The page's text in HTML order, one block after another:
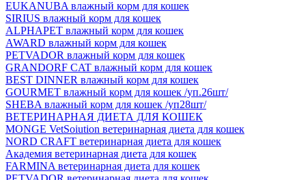
EUKANUBA влажный корм для кошек
SIRIUS влажный корм для кошек
ALPHAPET влажный корм для кошек
AWARD влажный корм для кошек
PETVADOR влажный корм для кошек
GRANDORF CAT влажный корм для кошек
BEST DINNER влажный корм для кошек
GOURMET влажный корм для кошек /уп.26шт/
SHEBA влажный корм для кошек /уп28шт/
ВЕТЕРИНАРНАЯ ДИЕТА ДЛЯ КОШЕК
MONGE VetSoiution ветеринарная диета для кошек
NORD CRAFT ветеринарная диета для кошек
Академия ветеринарная диета для кошек
FARMINA ветеринарная диета для кошек